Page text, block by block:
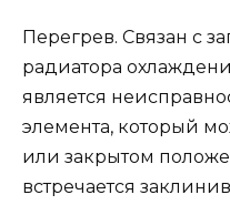
Перегрев. Связан с
радиатора
является
элемента, который
или закрытом
встречается